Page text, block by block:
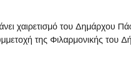
χαιρετισμό του
της Φιλαρμονικής